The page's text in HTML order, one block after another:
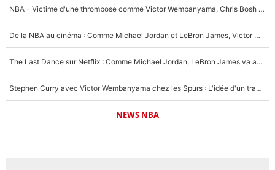
NBA - Victime d'une thrombose comme Victor Wembanyama, Chris Bosh prévient le Français des risques sur sa santé : «J’ai failli mourir sur le coup et j’ai été ramené à la vie»
De la NBA au cinéma : Comme Michael Jordan et LeBron James, Victor Wembanyama rêve d'une carrière d'acteur !
The Last Dance sur Netflix : Comme Michael Jordan, LeBron James va avoir le droit à sa série !
Stephen Curry avec Victor Wembanyama chez les Spurs : L'idée d'un trade historique est lancée en NBA !
NEWS NBA